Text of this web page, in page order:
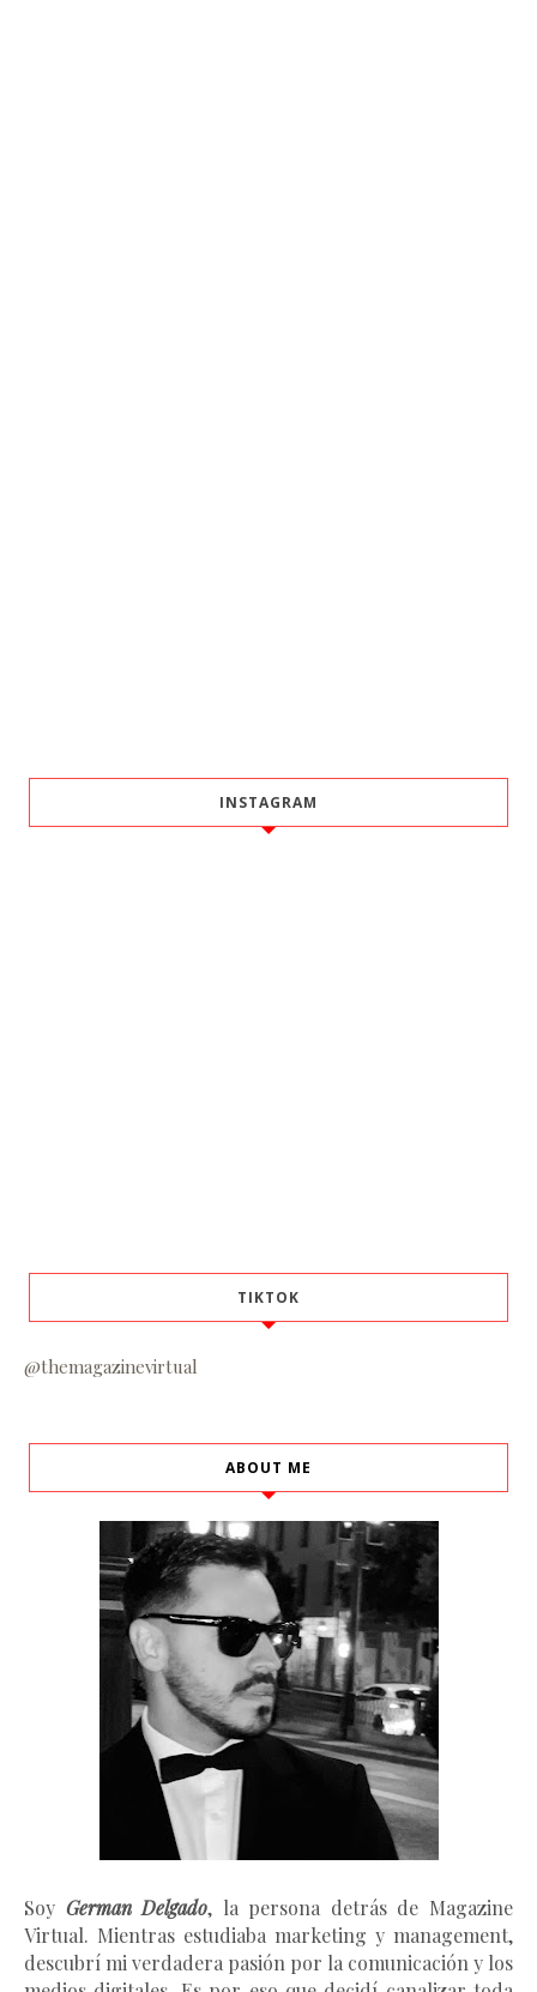
INSTAGRAM
TIKTOK
@themagazinevirtual
ABOUT ME
Soy German Delgado, la persona detrás de Magazine
Virtual. Mientras estudiaba marketing y management,
descubrí mi verdadera pasión por la comunicación y los